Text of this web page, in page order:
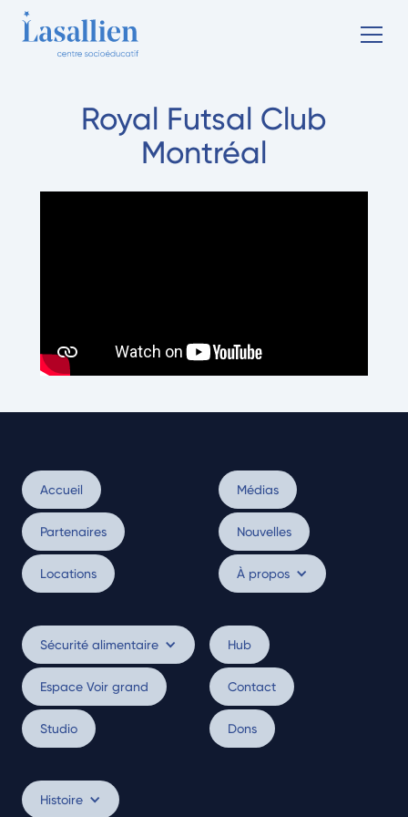
Royal Futsal Club
Montréal
Accueil
Partenaires
Locations
Médias
Nouvelles
À propos
Histoire
Sécurité alimentaire
Espace Voir grand
Studio
Hub
Contact
Dons